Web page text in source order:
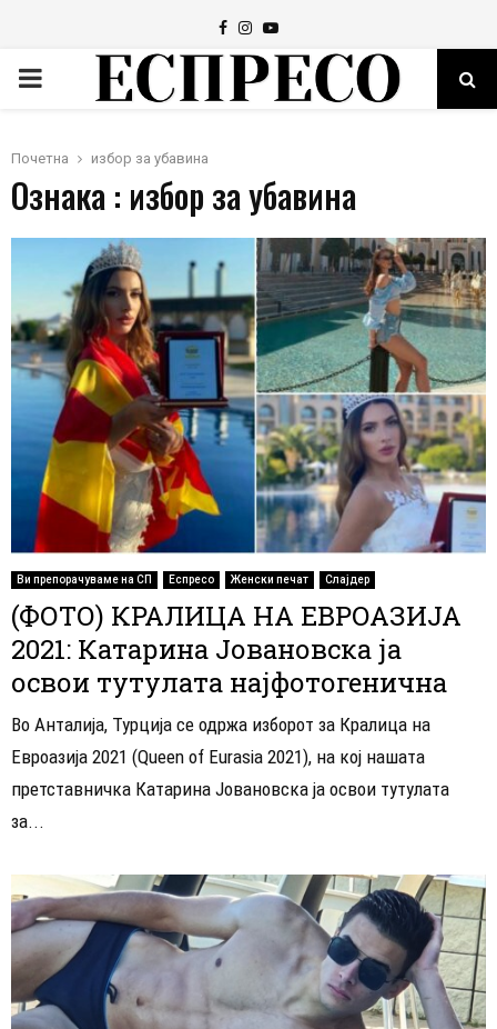
Facebook
Instagram
Youtube
PRIMARY
Почетна избор за убавина
Ознака : избор за убавина
Ви препорачуваме на СП Еспресо Женски печат Слајдер
(ФОТО) КРАЛИЦА НА ЕВРОАЗИЈА
2021: Катарина Јовановска ја
освои тутулата најфотогенична
Во Анталија, Турција се одржа изборот за Кралица на
Евроазија 2021 (Queen of Eurasia 2021), на кој нашата
претставничка Катарина Јовановска ја освои тутулата
за...